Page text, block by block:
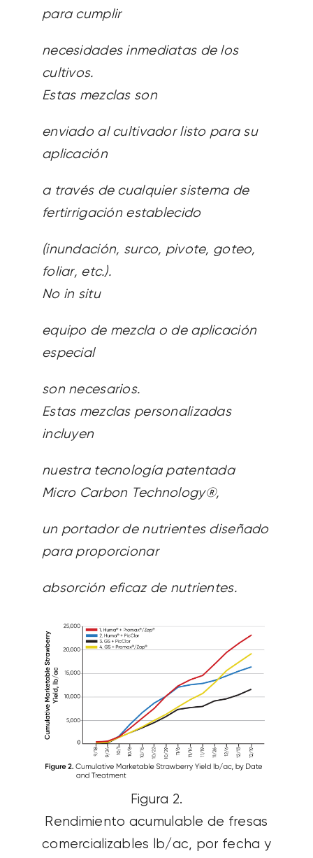
para cumplir
necesidades inmediatas de los
cultivos.
Estas mezclas son
enviado al cultivador listo para su
aplicación
a través de cualquier sistema de
fertirrigación establecido
(inundación, surco, pivote, goteo,
foliar, etc.).
No in situ
equipo de mezcla o de aplicación
especial
son necesarios.
Estas mezclas personalizadas
incluyen
nuestra tecnología patentada
Micro Carbon Technology®,
un portador de nutrientes diseñado
para proporcionar
absorción eficaz de nutrientes.
Figura 2.
Rendimiento acumulable de fresas
comercializables lb/ac, por fecha y